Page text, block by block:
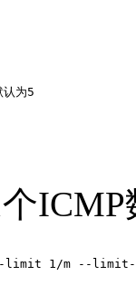
为5
1/m --limit-